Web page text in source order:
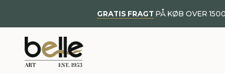
GRATIS FRAGT PÅ KØB OVER